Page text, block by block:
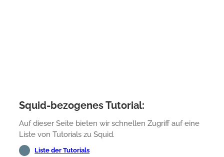
Squid-bezogenes Tutorial:
Auf dieser Seite bieten wir schnellen Zugriff auf eine
Liste von Tutorials zu Squid.
Liste der Tutorials